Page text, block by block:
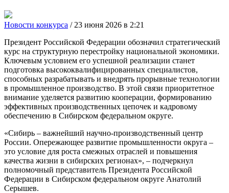
Новости конкурса / 23 июня 2026 в 2:21
Президент Российской Федерации обозначил стратегический
курс на структурную перестройку национальной экономики.
Ключевым условием его успешной реализации станет
подготовка высококвалифицированных специалистов,
способных разрабатывать и внедрять прорывные технологии
в промышленное производство. В этой связи приоритетное
внимание уделяется развитию кооперации, формированию
эффективных производственных цепочек и кадровому
обеспечению в Сибирском федеральном округе.
«Сибирь – важнейший научно-производственный центр
России. Опережающее развитие промышленности округа –
это условие для роста смежных отраслей и повышения
качества жизни в сибирских регионах», – подчеркнул
полномочный представитель Президента Российской
Федерации в Сибирском федеральном округе Анатолий
Серышев.